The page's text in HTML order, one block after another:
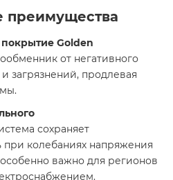
преимущества
Golden
от негативного
загрязнений, продлевая
сохраняет
при колебаниях напряжения
особенно важно для регионов